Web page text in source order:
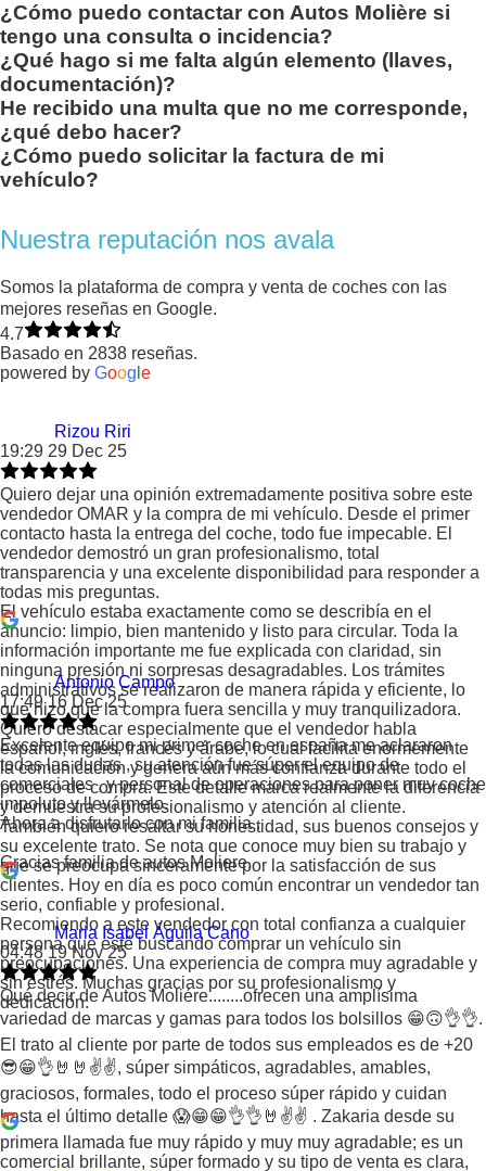
¿Cómo puedo contactar con Autos Molière si
tengo una consulta o incidencia?
¿Qué hago si me falta algún elemento (llaves,
documentación)?
He recibido una multa que no me corresponde,
¿qué debo hacer?
¿Cómo puedo solicitar la factura de mi
vehículo?
Nuestra reputación nos avala
Somos la plataforma de compra y venta de coches con las
mejores reseñas en Google.
4.7
Basado en 2838 reseñas.
powered by Goog e
Rizou Riri
19:29 29 Dec 25
Quiero dejar una opinión extremadamente positiva sobre este
vendedor OMAR y la compra de mi vehículo. Desde el primer
contacto hasta la entrega del coche, todo fue impecable. El
vendedor demostró un gran profesionalismo, total
transparencia y una excelente disponibilidad para responder a
todas mis preguntas.
El vehículo estaba exactamente como se describía en el
anuncio: limpio, bien mantenido y listo para circular. Toda la
información importante me fue explicada con claridad, sin
ninguna presión ni sorpresas desagradables. Los trámites
administrativos se realizaron de manera rápida y eficiente, lo
que hizo que la compra fuera sencilla y muy tranquilizadora.
Quiero destacar especialmente que el vendedor habla
español, inglés, francés y árabe, lo cual facilita enormemente
la comunicación y genera aún más confianza durante todo el
proceso de compra. Este detalle marca realmente la diferencia
y demuestra su profesionalismo y atención al cliente.
También quiero resaltar su honestidad, sus buenos consejos y
su excelente trato. Se nota que conoce muy bien su trabajo y
que se preocupa sinceramente por la satisfacción de sus
clientes. Hoy en día es poco común encontrar un vendedor tan
serio, confiable y profesional.
Recomiendo a este vendedor con total confianza a cualquier
persona que esté buscando comprar un vehículo sin
preocupaciones. Una experiencia de compra muy agradable y
sin estrés. Muchas gracias por su profesionalismo y
dedicación.
Antonio Campo
17:49 16 Dec 25
Excelente equipo mi primer coche en españa me aclararon
todas las dudas , su atención fue súper el equipo de
comerciales , y personal de operaciones para poner muy coche
impoluto y llevármelo.
Ahora a disfrutarlo con mi familia .
Gracias familia de autos Moliere.
Maria Isabel Águila Cano
04:48 19 Nov 25
Qué decir de Autos Moliére........ofrecen una amplísima
variedad de marcas y gamas para todos los bolsillos 😁🙃👌👌.
El trato al cliente por parte de todos sus empleados es de +20
😎😁👌🤘🤘✌️✌️, súper simpáticos, agradables, amables,
graciosos, formales, todo el proceso súper rápido y cuidan
hasta el último detalle 😱😁😁👌👌🤘✌️✌️ . Zakaria desde su
primera llamada fue muy rápido y muy muy agradable; es un
comercial brillante, súper formado y su tipo de venta es clara,